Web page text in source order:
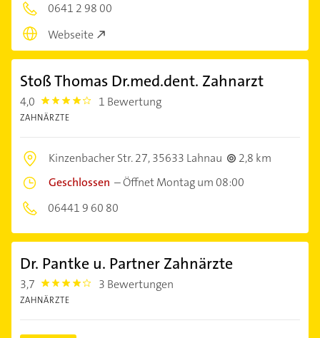
0641 2 98 00
Webseite
Stoß Thomas Dr.med.dent. Zahnarzt
4,0 4.0 1 Bewertung
ZAHNÄRZTE
Kinzenbacher Str. 27,35633 Lahnau
2,8 km
Geschlossen –Öffnet Montag um 08:00
06441 9 60 80
Dr. Pantke u. Partner Zahnärzte
3,7 3.7 3 Bewertungen
ZAHNÄRZTE